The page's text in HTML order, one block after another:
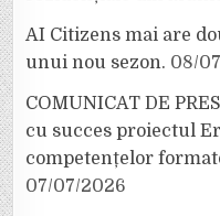
AI Citizens mai are
unui nou sezon. 08/
COMUNICAT DE
cu succes proiectul
competențelor
07/07/2026